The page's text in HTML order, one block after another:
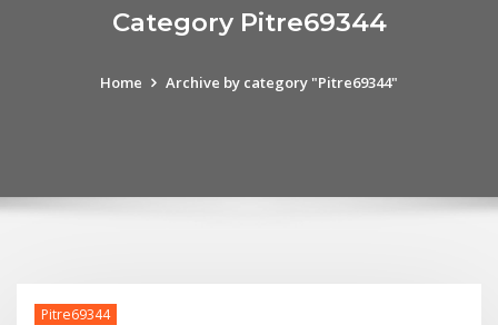
Category Pitre69344
Home Archive by category "Pitre69344"
Pitre69344